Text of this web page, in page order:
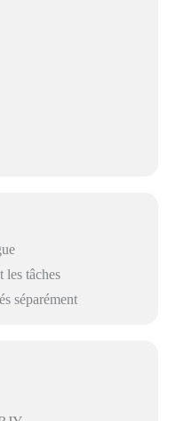
tâches
séparément